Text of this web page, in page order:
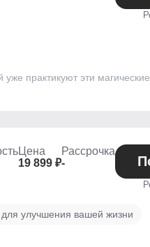
практикуют эти
Цена
19 899 ₽
Рассрочка
-
улучшения вашей жизни